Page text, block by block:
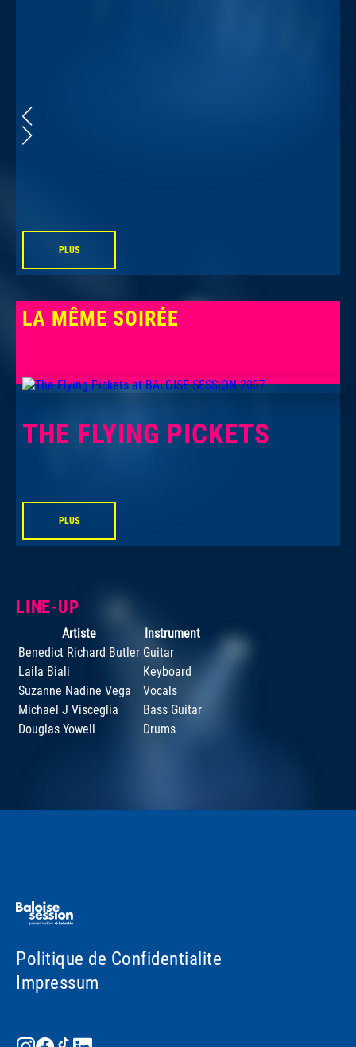
PLUS
LA MÊME SOIRÉE
THE FLYING PICKETS
PLUS
LINE-UP
Artiste
Instrument
Benedict Richard Butler Guitar
Laila Biali
Keyboard
Suzanne Nadine Vega
Vocals
Michael J Visceglia
Bass Guitar
Douglas Yowell
Drums
Politique de Confidentialite
Impressum